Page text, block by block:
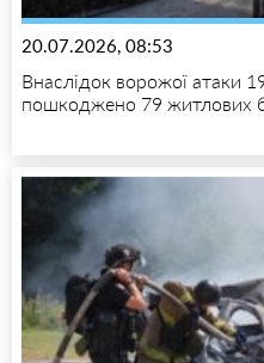
20.07.2026, 08:53
Внаслідок ворожої атаки
пошкоджено 79 житлових